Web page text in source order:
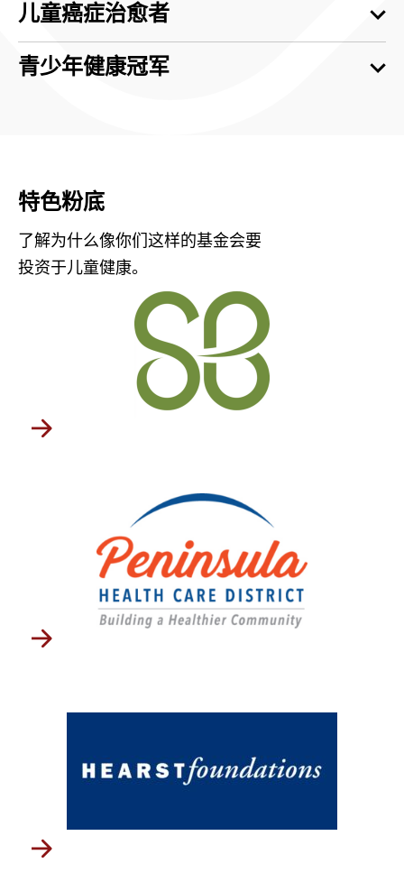
儿童癌症治愈者
青少年健康冠军
特色粉底
了解为什么像你们这样的基金会要
投资于儿童健康。